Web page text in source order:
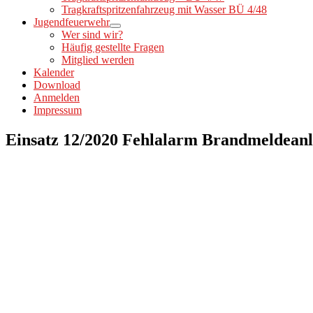
Tragkraftspritzenfahrzeug mit Wasser BÜ 4/48
Jugendfeuerwehr
Wer sind wir?
Häufig gestellte Fragen
Mitglied werden
Kalender
Download
Anmelden
Impressum
Einsatz 12/2020 Fehlalarm